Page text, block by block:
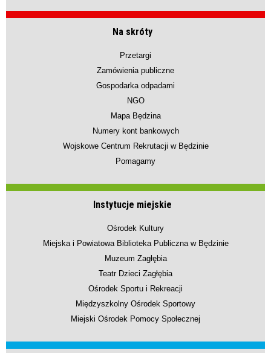
Na skróty
Przetargi
Zamówienia publiczne
Gospodarka odpadami
NGO
Mapa Będzina
Numery kont bankowych
Wojskowe Centrum Rekrutacji w Będzinie
Pomagamy
Instytucje miejskie
Ośrodek Kultury
Miejska i Powiatowa Biblioteka Publiczna w Będzinie
Muzeum Zagłębia
Teatr Dzieci Zagłębia
Ośrodek Sportu i Rekreacji
Międzyszkolny Ośrodek Sportowy
Miejski Ośrodek Pomocy Społecznej